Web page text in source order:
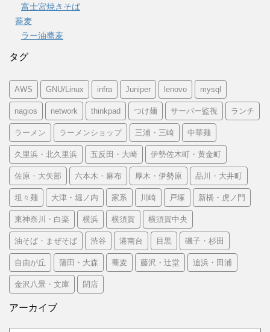
富士宮焼きそば
蕎麦
ラー油蕎麦
タグ
AWS GNU/Linux infra Juniper lenovo mysql
nagios network thinkpad つけ麺 サーバー監視 ランチ
ラーメン ラーメンショップ 三浦・三崎 中華麺
久里浜・北久里浜 五反田・大崎 伊勢佐木町・黄金町
佐原・大矢部 六本木・麻布 厚木・伊勢原 品川・大井町
坦々麺 大津・堀ノ内 家系 川崎 戸塚 新橋・虎ノ門
東神奈川・白楽 横浜 横須賀 横須賀中央
油そば・まぜそば 渋谷 港南台 目黒 磯子・杉田
自由が丘 蒲田・大森 蕎麦 藤沢・辻堂 追浜・田浦
金沢八景・文庫 閉店
アーカイブ